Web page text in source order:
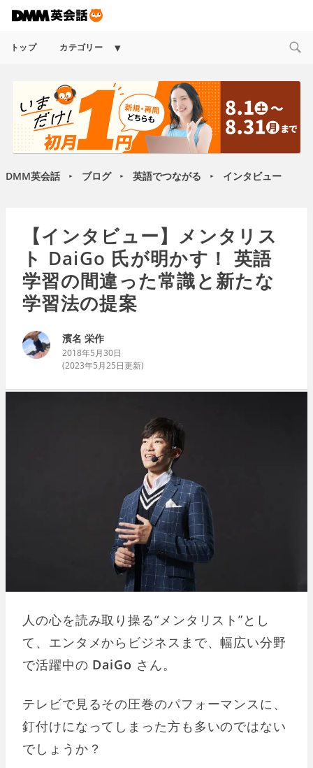
トップ カテゴリー
Expand
DMM英会話 ► ブログ ► 英語でつながる ► インタビュー
【インタビュー】メンタリス
ト DaiGo 氏が明かす！ 英語
学習の間違った常識と新たな
学習法の提案
濱名 栄作
2018年5月30日
(2023年5月25日更新)
人の心を読み取り操る“メンタリスト”とし
て、エンタメからビジネスまで、幅広い分野
で活躍中の DaiGo さん。
テレビで見るその圧巻のパフォーマンスに、
釘付けになってしまった方も多いのではない
でしょうか？